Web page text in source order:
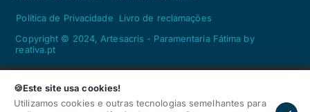
🍪Este site usa cookies!
Utilizamos cookies e outras tecnologias semelhantes para
Política de Privacidade
Livro de reclamações
Copyright © 2024, Artesacris - Paramentaria Fátima by
reativa.pt